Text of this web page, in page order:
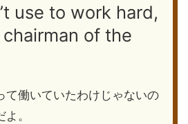
use to work hard,
of the
て働いていたわけじゃないの
。